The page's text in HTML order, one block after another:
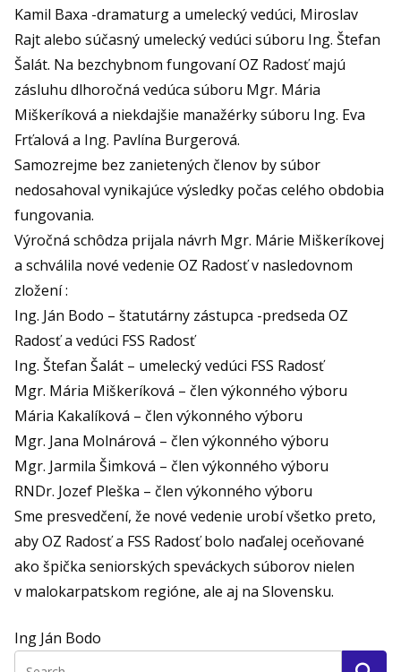
Kamil Baxa -dramaturg a umelecký vedúci, Miroslav
Rajt alebo súčasný umelecký vedúci súboru Ing. Štefan
Šalát. Na bezchybnom fungovaní OZ Radosť majú
zásluhu dlhoročná vedúca súboru Mgr. Mária
Miškeríková a niekdajšie manažérky súboru Ing. Eva
Frťalová a Ing. Pavlína Burgerová.
Samozrejme bez zanietených členov by súbor
nedosahoval vynikajúce výsledky počas celého obdobia
fungovania.
Výročná schôdza prijala návrh Mgr. Márie Miškeríkovej
a schválila nové vedenie OZ Radosť v nasledovnom
zložení :
Ing. Ján Bodo – štatutárny zástupca -predseda OZ
Radosť a vedúci FSS Radosť
Ing. Štefan Šalát – umelecký vedúci FSS Radosť
Mgr. Mária Miškeríková – člen výkonného výboru
Mária Kakalíková – člen výkonného výboru
Mgr. Jana Molnárová – člen výkonného výboru
Mgr. Jarmila Šimková – člen výkonného výboru
RNDr. Jozef Pleška – člen výkonného výboru
Sme presvedčení, že nové vedenie urobí všetko preto,
aby OZ Radosť a FSS Radosť bolo naďalej oceňované
ako špička seniorských speváckych súborov nielen
v malokarpatskom regióne, ale aj na Slovensku.
Ing Ján Bodo